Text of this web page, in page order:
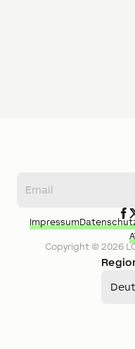
Copyright © 2026
Impressum